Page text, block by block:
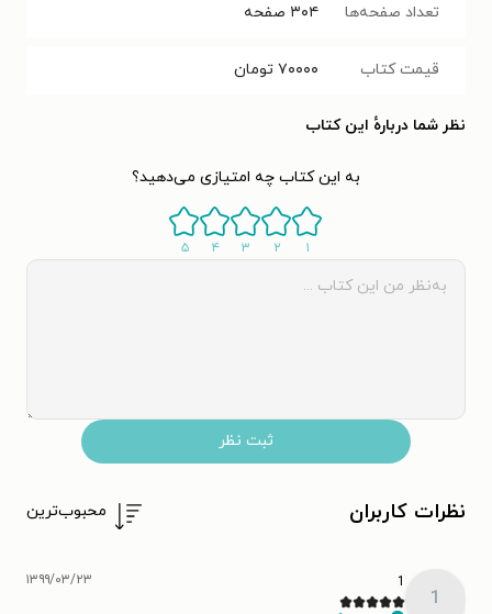
تعداد صفحه‌ها ۳۰۴ صفحه
قیمت کتاب ۷۰۰۰۰ تومان
نظر شما دربارهٔ این کتاب
به این کتاب چه امتیازی می‌دهید؟
۱ ۲ ۳ ۴ ۵
ثبت نظر
نظرات کاربران محبوب‌ترین
1
1 ۱۳۹۹/۰۳/۲۳